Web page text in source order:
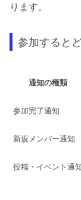
ります。
参加すると
通知の種類
参加完了通知
新規メンバー通知
投稿・イベント通